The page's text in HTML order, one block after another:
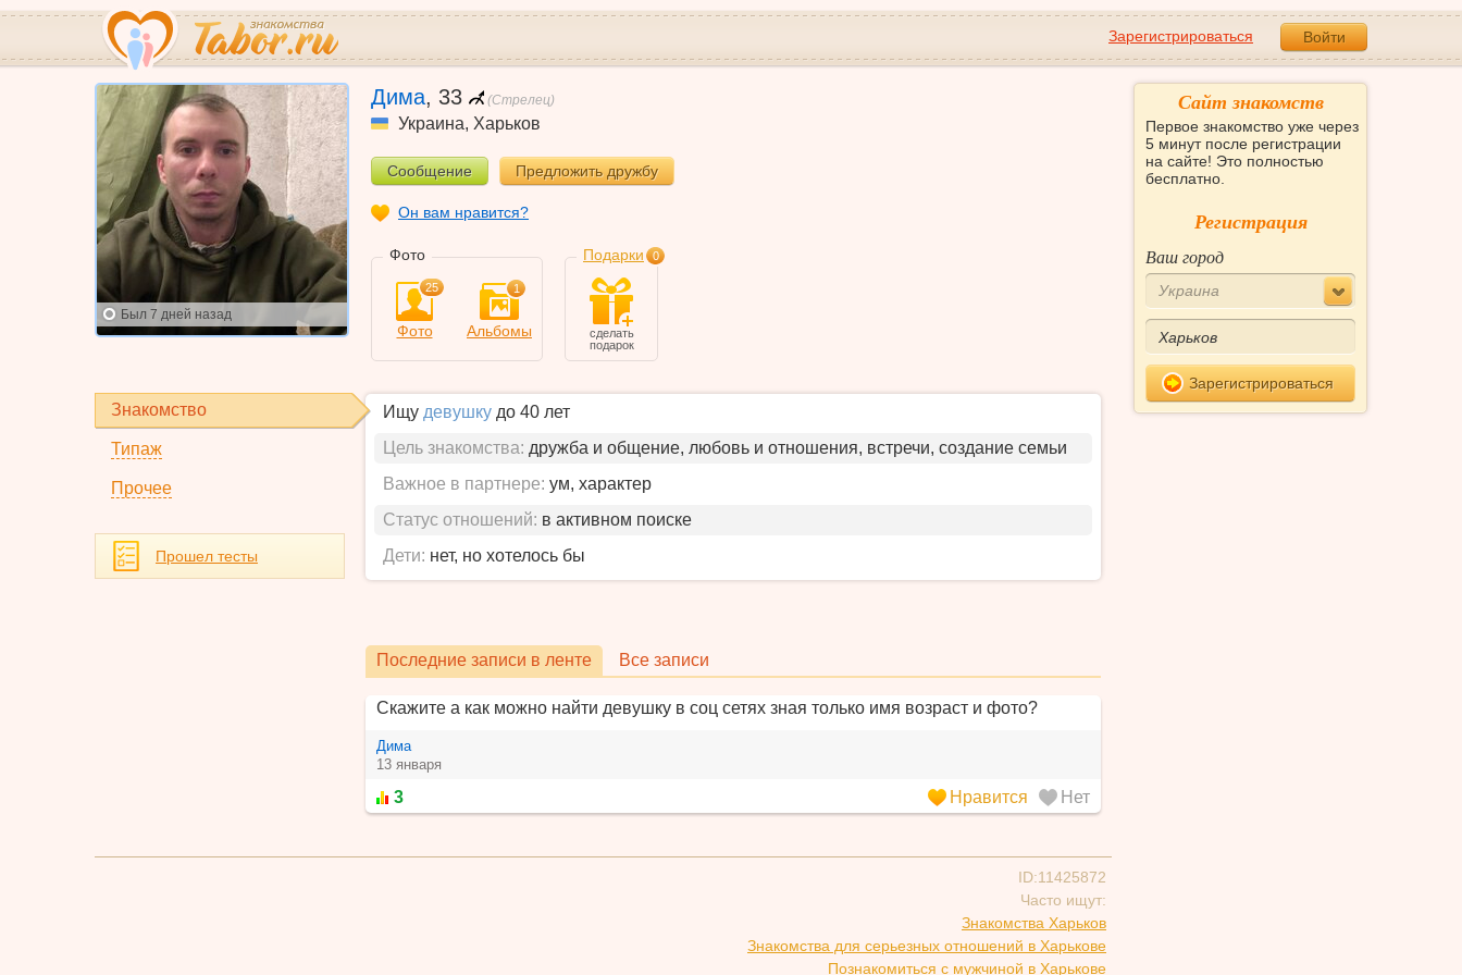
Зарегистрироваться Войти
Был 7 дней назад
Дима, 33 (Стрелец)
Украина, Харьков
Сообщение Предложить дружбу
Он вам нравится?
Фото
25
Фото
1
Альбомы
Подарки 0
сделать
подарок
Знакомство
Типаж
Прочее
Ищу девушку до 40 лет
Цель знакомства: дружба и общение, любовь и отношения, встречи, создание семьи
Важное в партнере: ум, характер
Статус отношений: в активном поиске
Дети: нет, но хотелось бы
Прошел тесты
Последние записи в ленте Все записи
Скажите а как можно найти девушку в соц сетях зная только имя возраст и фото?
Дима
13 января
3 Нравится Нет
ID:11425872
Часто ищут:
Знакомства Харьков
Знакомства для серьезных отношений в Харькове
Познакомиться с мужчиной в Харькове
Сайт знакомств
Первое знакомство уже через
5 минут после регистрации
на сайте! Это полностью
бесплатно.
Регистрация
Ваш город
Украина
Зарегистрироваться